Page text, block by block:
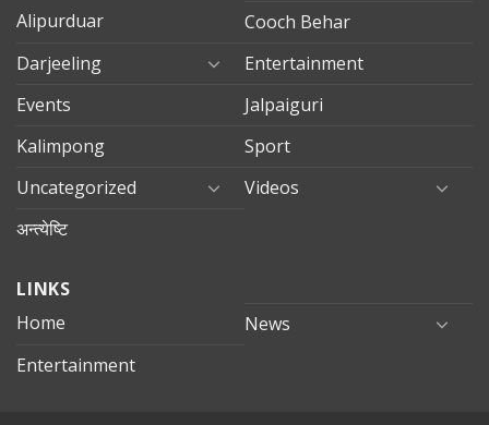
Alipurduar
Cooch Behar
Darjeeling
Entertainment
Events
Jalpaiguri
Kalimpong
Sport
Uncategorized
Videos
अन्त्येष्टि
LINKS
Home
News
Entertainment